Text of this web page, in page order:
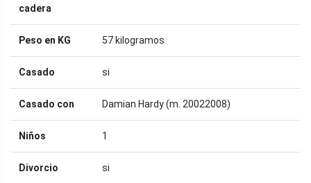
cadera
Peso en KG 57 kilogramos
Casado si
Casado con Damian Hardy (m. 20022008)
Niños 1
Divorcio si